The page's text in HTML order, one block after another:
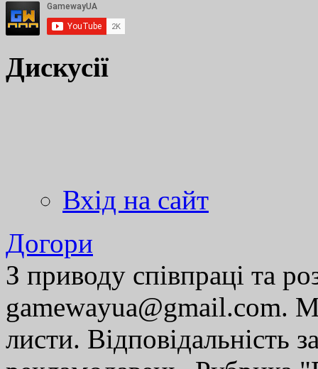
Дискусії
Вхід на сайт
Догори
З приводу співпраці та
gamewayua@gmail.com.
листи. Відповідальність